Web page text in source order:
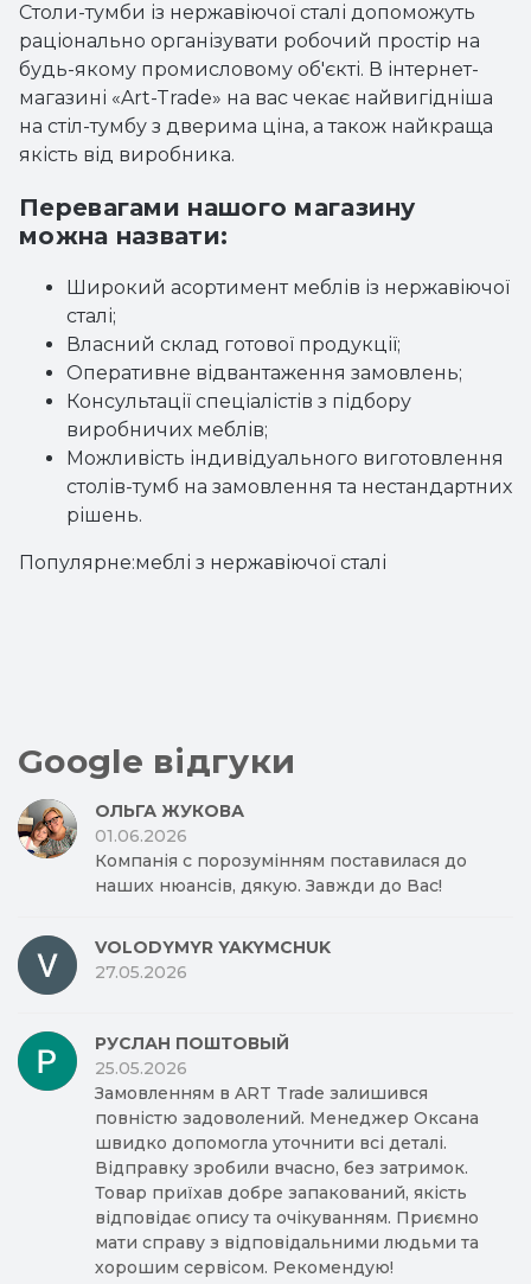
Столи-тумби із нержавіючої сталі допоможуть
раціонально організувати робочий простір на
будь-якому промисловому об'єкті. В інтернет-
магазині «Art-Trade» на вас чекає найвигідніша
на стіл-тумбу з дверима ціна, а також найкраща
якість від виробника.
Перевагами нашого магазину
можна назвати:
Широкий асортимент меблів із нержавіючої
сталі;
Власний склад готової продукції;
Оперативне відвантаження замовлень;
Консультації спеціалістів з підбору
виробничих меблів;
Можливість індивідуального виготовлення
столів-тумб на замовлення та нестандартних
рішень.
Популярне:меблі з нержавіючої сталі
Google відгуки
ОЛЬГА ЖУКОВА
01.06.2026
Компанія с порозумінням поставилася до
наших нюансів, дякую. Завжди до Вас!
VOLODYMYR YAKYMCHUK
27.05.2026
РУСЛАН ПОШТОВЫЙ
25.05.2026
Замовленням в ART Trade залишився
повністю задоволений. Менеджер Оксана
швидко допомогла уточнити всі деталі.
Відправку зробили вчасно, без затримок.
Товар приїхав добре запакований, якість
відповідає опису та очікуванням. Приємно
мати справу з відповідальними людьми та
хорошим сервісом. Рекомендую!